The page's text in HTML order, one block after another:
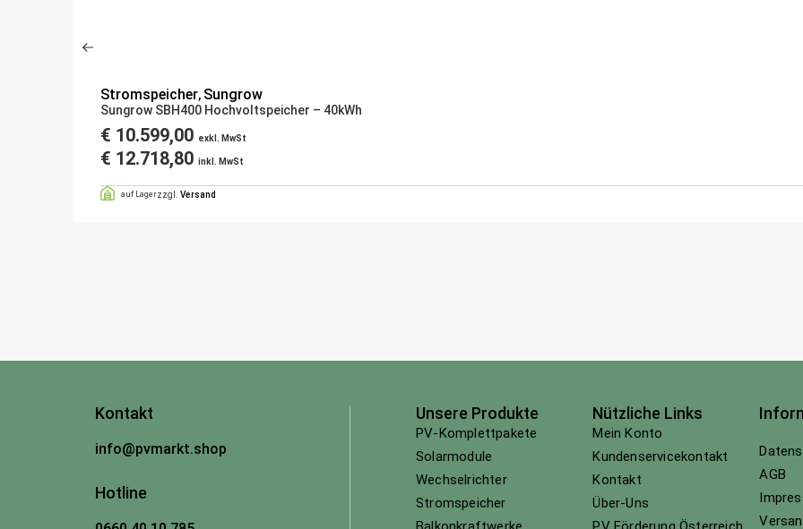
Stromspeicher, Sungrow
Sungrow SBH400 Hochvoltspeicher – 40kWh
€ 10.599,00 exkl. MwSt
€ 12.718,80 inkl. MwSt
auf Lagerzzgl. Versand
Kontakt
info@pvmarkt.shop
Hotline
Unsere Produkte
PV-Komplettpakete
Solarmodule
Wechselrichter
Stromspeicher
Nützliche Links
Mein Konto
Kundenservicekontakt
Kontakt
Über-Uns
AGB